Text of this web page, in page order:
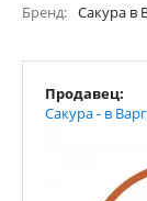
Бренд Сакура в
Продавец:
Сакура - в